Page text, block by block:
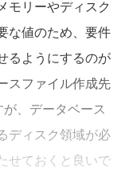
モリーやディスク
な値のため、要件
るようにするのが
スファイル作成先
、データベース
ディスク領域が必
せておくと良いで